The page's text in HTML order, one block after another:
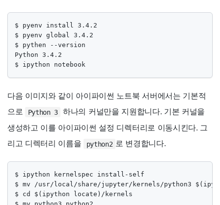
$ pyenv install 3.4.2
$ pyenv global 3.4.2
$ pythen --version
Python 3.4.2
$ ipython notebook
다음 이미지와 같이 아이파이썬 노트북 서버에서는 기본적
으로
Python 3
하나의 커널만을 지원합니다. 기본 커널을
생성하고 이를 아이파이썬 설정 디렉터리로 이동시킨다. 그
리고 디렉터리 이름을
python2 로 변경합니다.
$ ipython kernelspec install-self
$ mv /usr/local/share/jupyter/kernels/python3
$ cd $(ipython locate)/kernels